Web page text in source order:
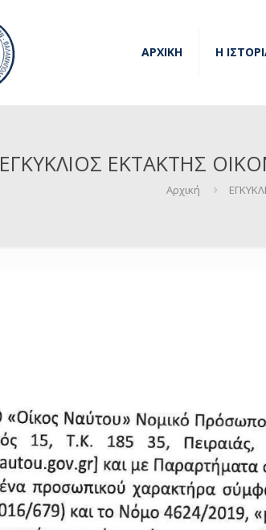
ΑΡΧΙΚΗ Η
ΕΓΚΥΚΛΙΟΣ ΕΚΤΑΚΤΗΣ
Αρχική